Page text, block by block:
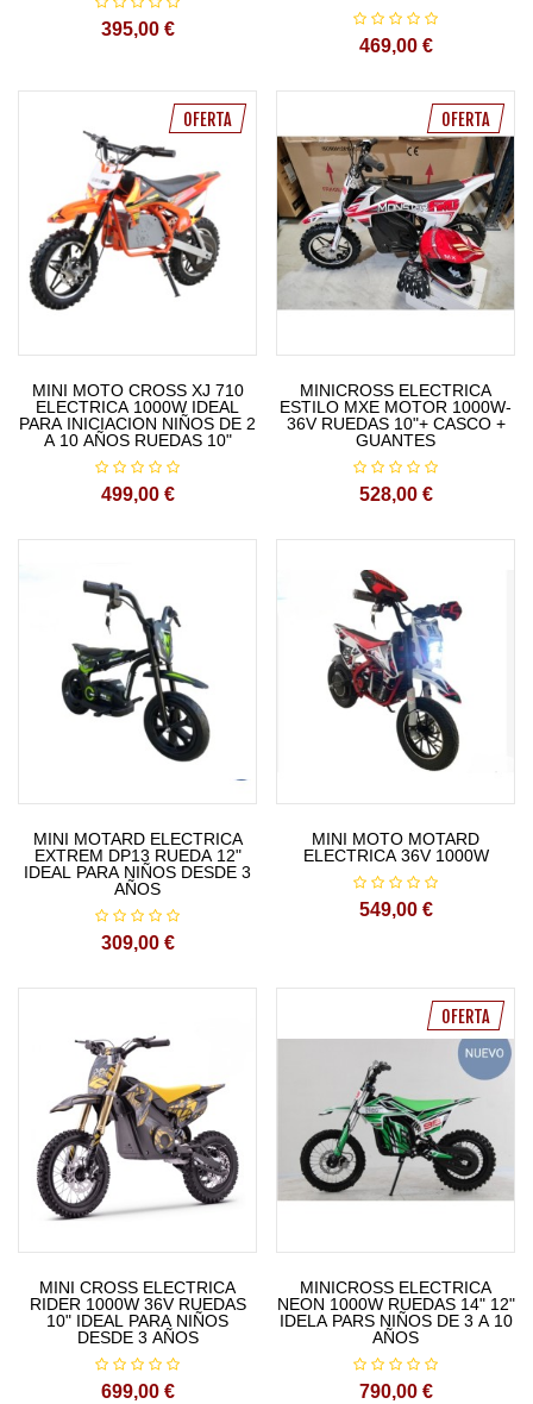
395,00 €
469,00 €
OFERTA
MINI MOTO CROSS XJ 710
ELECTRICA 1000W IDEAL
PARA INICIACION NIÑOS DE 2
A 10 AÑOS RUEDAS 10"
499,00 €
OFERTA
MINICROSS ELECTRICA
ESTILO MXE MOTOR 1000W-
36V RUEDAS 10"+ CASCO +
GUANTES
528,00 €
MINI MOTARD ELECTRICA
EXTREM DP13 RUEDA 12"
IDEAL PARA NIÑOS DESDE 3
AÑOS
309,00 €
MINI MOTO MOTARD
ELECTRICA 36V 1000W
549,00 €
MINI CROSS ELECTRICA
RIDER 1000W 36V RUEDAS
10" IDEAL PARA NIÑOS
DESDE 3 AÑOS
699,00 €
OFERTA
MINICROSS ELECTRICA
NEON 1000W RUEDAS 14" 12"
IDELA PARS NIÑOS DE 3 A 10
AÑOS
790,00 €